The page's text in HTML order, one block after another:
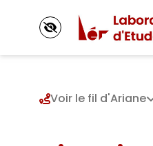
Voir le fil d'Ariane